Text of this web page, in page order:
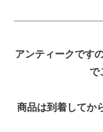
アンティークです
で
商品は到着してか